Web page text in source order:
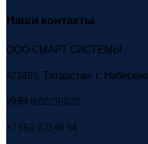
Наши контакты
ООО СМАРТ СИСТЕМЫ
423800, Татарстан, г.
ИНН 1650291020
+7 960 070 48 94